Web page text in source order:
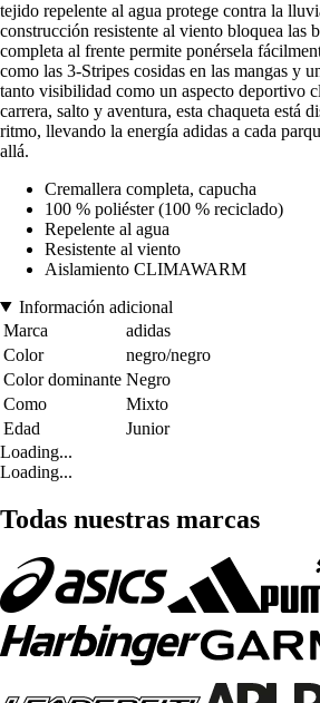
tejido repelente al agua protege contra la
construcción resistente al viento bloquea las
completa al frente permite ponérsela
como las 3-Stripes cosidas en las mangas y
tanto visibilidad como un aspecto deportivo
carrera, salto y aventura, esta chaqueta está
ritmo, llevando la energía adidas a cada
allá.
Cremallera completa, capucha
100 % poliéster (100 % reciclado)
Repelente al agua
Resistente al viento
Aislamiento CLIMAWARM
Información adicional
Marca
adidas
Color
negro/negro
Color dominante Negro
Como
Mixto
Edad
Junior
Loading...
Loading...
Todas nuestras marcas